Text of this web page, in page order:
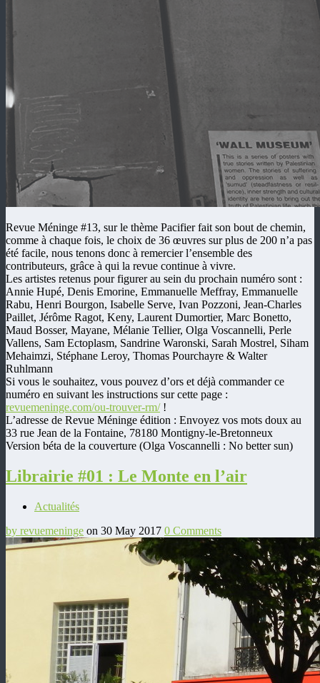
Revue Méninge #13, sur le thème Pacifier fait son bout de chemin,
comme à chaque fois, le choix de 36 œuvres sur plus de 200 n’a pas
été facile, nous tenons donc à remercier l’ensemble des
contributeurs, grâce à qui la revue continue à vivre.
Les artistes retenus pour figurer au sein du prochain numéro sont :
Annie Hupé, Denis Emorine, Emmanuelle Meffray, Emmanuelle
Rabu, Henri Bourgon, Isabelle Serve, Ivan Pozzoni, Jean-Charles
Paillet, Jérôme Ragot, Keny, Laurent Dumortier, Marc Bonetto,
Maud Bosser, Mayane, Mélanie Tellier, Olga Voscannelli, Perle
Vallens, Sam Ectoplasm, Sandrine Waronski, Sarah Mostrel, Siham
Mehaimzi, Stéphane Leroy, Thomas Pourchayre & Walter
Ruhlmann
Si vous le souhaitez, vous pouvez d’ors et déjà commander ce
numéro en suivant les instructions sur cette page :
revuemeninge.com/ou-trouver-rm/!
L’adresse de Revue Méninge édition : Envoyez vos mots doux au
33 rue Jean de la Fontaine, 78180 Montigny-le-Bretonneux
Version béta de la couverture (Olga Voscannelli : No better sun)
Librairie #01 : Le Monte en l’air
Actualités
by revuemeninge on 30 May 2017 0 Comments